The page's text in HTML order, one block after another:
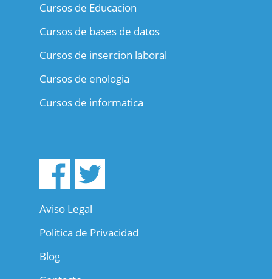
Cursos de Educacion
Cursos de bases de datos
Cursos de insercion laboral
Cursos de enologia
Cursos de informatica
Aviso Legal
Política de Privacidad
Blog